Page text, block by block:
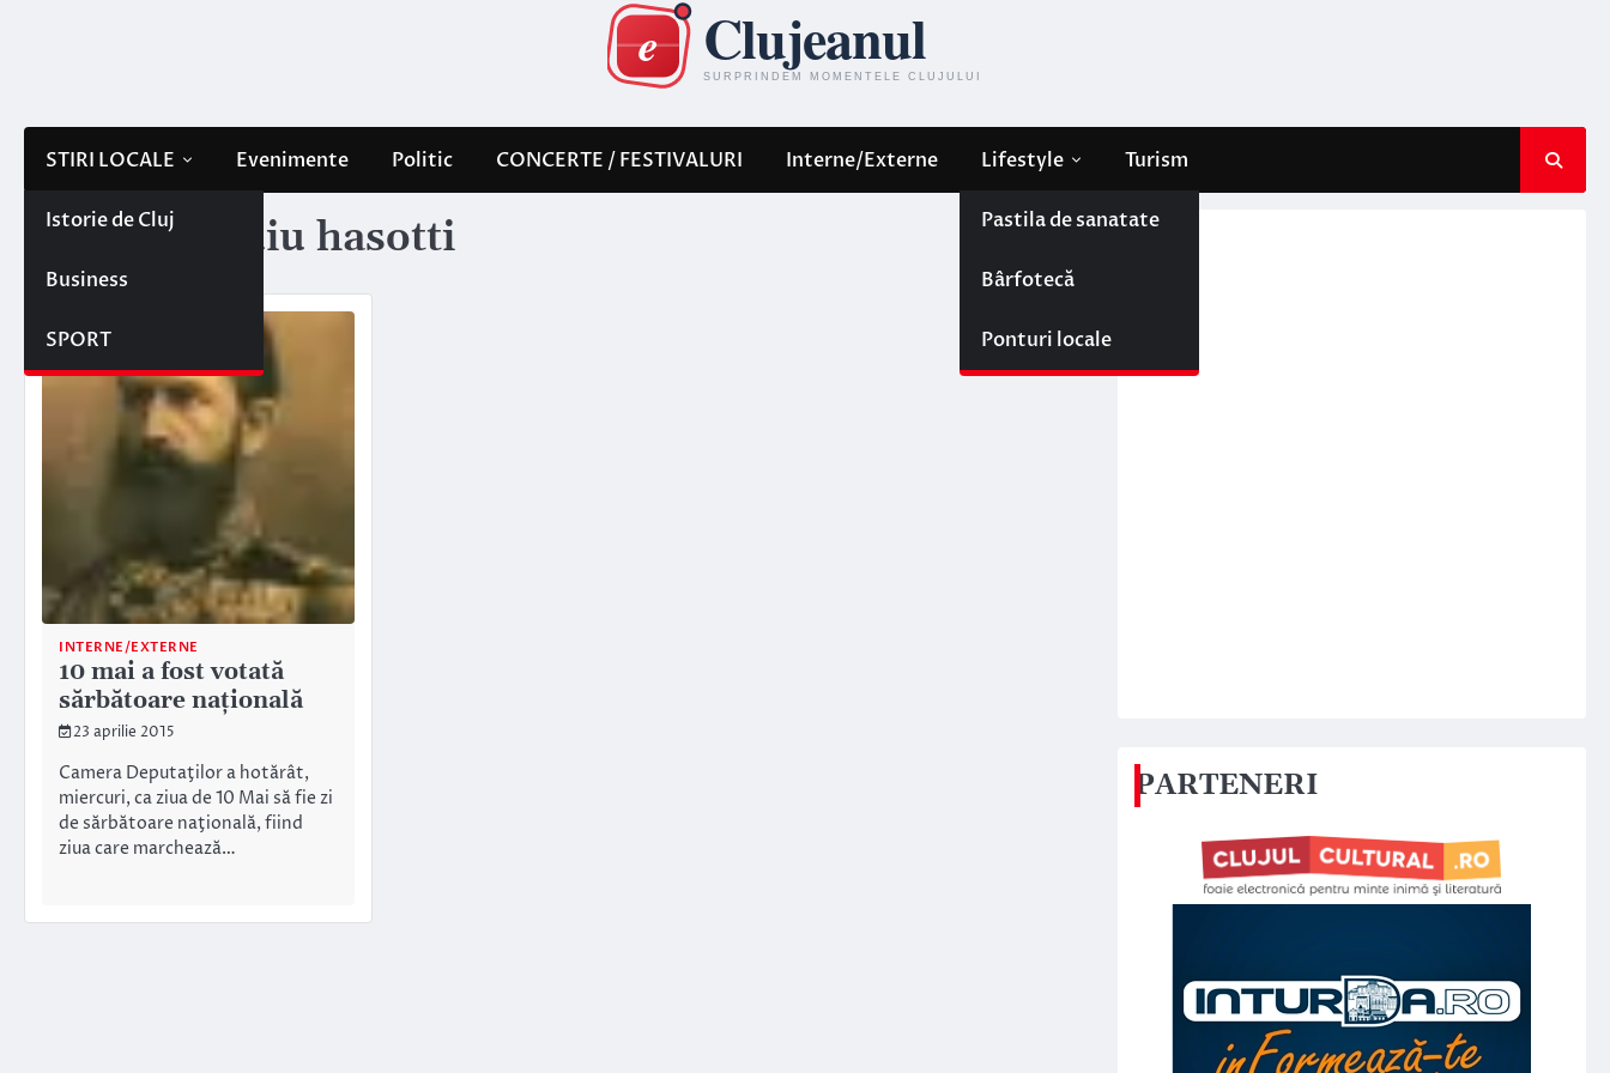
STIRI LOCALE
Istorie de Cluj
Business
SPORT
Evenimente Politic CONCERTE / FESTIVALURI Interne/Externe Lifestyle
Pastila de sanatate
Bârfotecă
Ponturi locale
Turism
Etichetă: puiu hasotti
INTERNE/EXTERNE
10 mai a fost votată
sărbătoare națională
23 aprilie 2015
Camera Deputaţilor a hotărât,
miercuri, ca ziua de 10 Mai să fie zi
de sărbătoare naţională, fiind
ziua care marchează…
PARTENERI